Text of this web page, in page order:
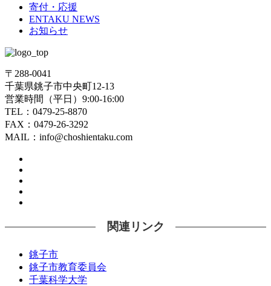
寄付・応援
ENTAKU NEWS
お知らせ
〒288-0041
千葉県銚子市中央町12-13
営業時間（平日）9:00-16:00
TEL：0479-25-8870
FAX：0479-26-3292
MAIL：info@choshientaku.com
関連リンク
銚子市
銚子市教育委員会
千葉科学大学